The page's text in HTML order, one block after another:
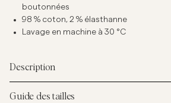
boutonnées
98 % coton, 2 % élasthanne
Lavage en machine à 30 °C
Description
Guide des tailles